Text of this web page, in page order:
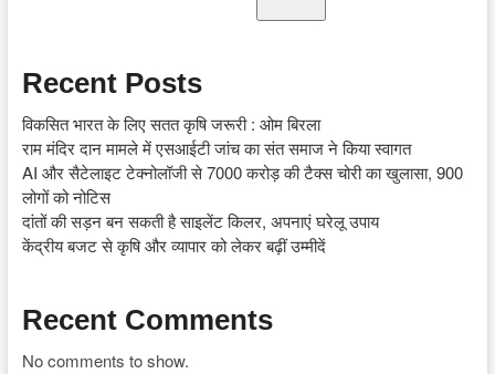
Recent Posts
विकसित भारत के लिए सतत कृषि जरूरी : ओम बिरला
राम मंदिर दान मामले में एसआईटी जांच का संत समाज ने किया स्वागत
AI और सैटेलाइट टेक्नोलॉजी से 7000 करोड़ की टैक्स चोरी का खुलासा, 900
लोगों को नोटिस
दांतों की सड़न बन सकती है साइलेंट किलर, अपनाएं घरेलू उपाय
केंद्रीय बजट से कृषि और व्यापार को लेकर बढ़ीं उम्मीदें
Recent Comments
No comments to show.